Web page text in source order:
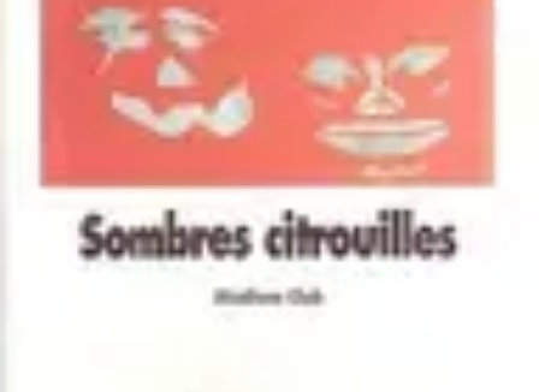
Citrouilles et Fantômes
Décorations HalloweenCuisine et Santé
Culture DIY & Décoration
Citrouilles et Fantômes